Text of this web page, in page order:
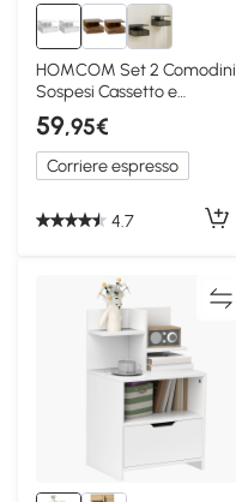
HOMCOM Set 2 Comodini
Sospesi Cassetto e
Mensola Bianco Lucido
59,95€
Corriere espresso
4.7